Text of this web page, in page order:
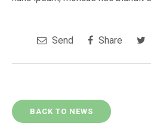
Send Share
BACK TO NEWS